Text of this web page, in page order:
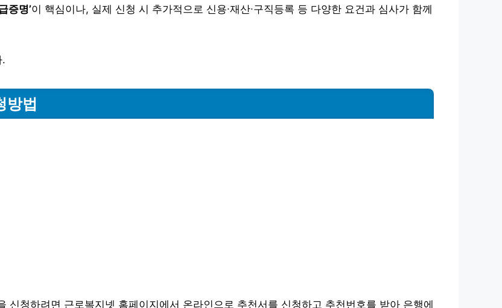
증명’이 핵심이나, 실제 신청 시 추가적으로 신용∙재산∙구직등록 등 다양한 요건과 심사가 함께
.
방법
신청하려면 근로복지넷 홈페이지에서 온라인으로 추천서를 신청하고 추천번호를 받아 은행에